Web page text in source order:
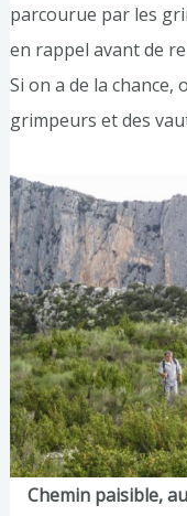
parcourue par les
en rappel avant de
Si on a de la chance,
grimpeurs et des
Chemin paisible,